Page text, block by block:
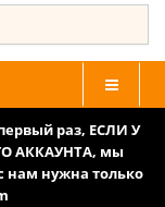
раз, ЕСЛИ У
АККАУНТА, мы
нам нужна только